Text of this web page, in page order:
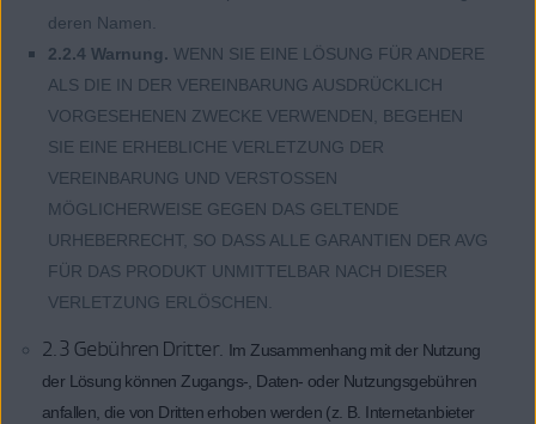
deren Namen.
2.2.4 Warnung. WENN SIE EINE LÖSUNG FÜR ANDERE
ALS DIE IN DER VEREINBARUNG AUSDRÜCKLICH
VORGESEHENEN ZWECKE VERWENDEN, BEGEHEN
SIE EINE ERHEBLICHE VERLETZUNG DER
VEREINBARUNG UND VERSTOSSEN
MÖGLICHERWEISE GEGEN DAS GELTENDE
URHEBERRECHT, SO DASS ALLE GARANTIEN DER AVG
FÜR DAS PRODUKT UNMITTELBAR NACH DIESER
VERLETZUNG ERLÖSCHEN.
2.3 Gebühren Dritter. Im Zusammenhang mit der Nutzung
der Lösung können Zugangs-, Daten- oder Nutzungsgebühren
anfallen, die von Dritten erhoben werden (z. B. Internetanbieter